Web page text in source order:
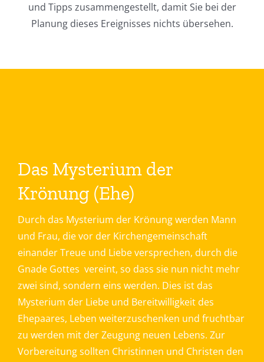
und Tipps zusammengestellt, damit Sie bei der
Planung dieses Ereignisses nichts übersehen.
Das Mysterium der
Krönung (Ehe)
Durch das Mysterium der Krönung werden Mann
und Frau, die vor der Kirchengemeinschaft
einander Treue und Liebe versprechen, durch die
Gnade Gottes vereint, so dass sie nun nicht mehr
zwei sind, sondern eins werden. Dies ist das
Mysterium der Liebe und Bereitwilligkeit des
Ehepaares, Leben weiterzuschenken und fruchtbar
zu werden mit der Zeugung neuen Lebens. Zur
Vorbereitung sollten Christinnen und Christen den